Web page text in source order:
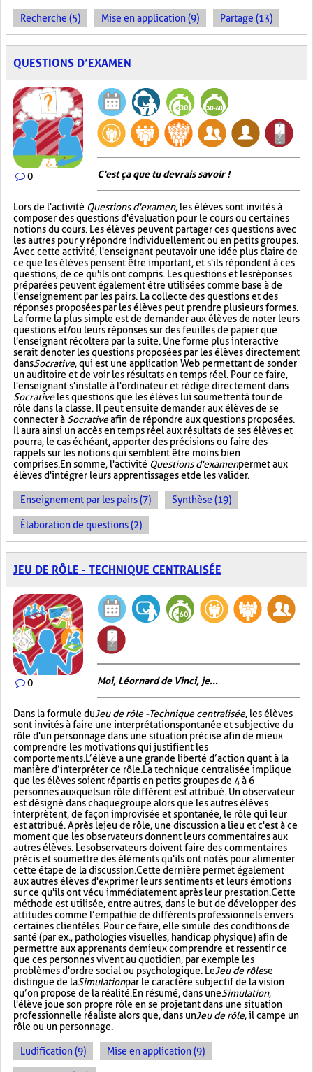
Recherche (5) Mise en application (9) Partage (13)
QUESTIONS D’EXAMEN
0 C'est ça que tu devrais savoir !
Lors de l'activité Questions d'examen, les élèves sont invités à
composer des questions d'évaluation pour le cours ou certaines
notions du cours. Les élèves peuvent partager ces questions avec
les autres pour y répondre individuellement ou en petits groupes.
Avec cette activité, l'enseignant peut avoir une idée plus claire de
ce que les élèves pensent être important, et s'ils répondent à ces
questions, de ce qu'ils ont compris. Les questions et les réponses
préparées peuvent également être utilisées comme base à de
l'enseignement par les pairs. La collecte des questions et des
réponses proposées par les élèves peut prendre plusieurs formes.
La forme la plus simple est de demander aux élèves de noter leurs
questions et/ou leurs réponses sur des feuilles de papier que
l'enseignant récoltera par la suite. Une forme plus interactive
serait de noter les questions proposées par les élèves directement
dansSocrative, qui est une application Web permettant de sonder
un auditoire et de voir les résultats en temps réel. Pour ce faire,
l'enseignant s'installe à l'ordinateur et rédige directement dans
Socrativeles questions que les élèves lui soumettent à tour de
rôle dans la classe. Il peut ensuite demander aux élèves de se
connecter à Socrativeafin de répondre aux questions proposées.
Il aura ainsi un accès en temps réel aux résultats de ses élèves et
pourra, le cas échéant, apporter des précisions ou faire des
rappels sur les notions qui semblent être moins bien
comprises. En somme, l'activité Questions d'examenpermet aux
élèves d'intégrer leurs apprentissages et de les valider.
Enseignement par les pairs (7) Synthèse (19)
Élaboration de questions (2)
JEU DE RÔLE - TECHNIQUE CENTRALISÉE
0 Moi, Léornard de Vinci, je...
Dans la formule duJeu de rôle - Technique centralisée, les élèves
sont invités à faire une interprétation spontanée et subjective du
rôle d'un personnage dans une situation précise afin de mieux
comprendre les motivations qui justifient les
comportements. L’élève a une grande liberté d’action quant à la
manière d’interpréter ce rôle. La technique centralisée implique
que les élèves soient répartis en petits groupes de 4 à 6
personnes auxquels un rôle différent est attribué. Un observateur
est désigné dans chaque groupe alors que les autres élèves
interprètent, de façon improvisée et spontanée, le rôle qui leur
est attribué. Après le jeu de rôle, une discussion a lieu et c'est à ce
moment que les observateurs donnent leurs commentaires aux
autres élèves. Les observateurs doivent faire des commentaires
précis et soumettre des éléments qu'ils ont notés pour alimenter
cette étape de la discussion. Cette dernière permet également
aux autres élèves d'exprimer leurs sentiments et leurs émotions
sur ce qu'ils ont vécu immédiatement après leur prestation. Cette
méthode est utilisée, entre autres, dans le but de développer des
attitudes comme l’empathie de différents professionnels envers
certaines clientèles. Pour ce faire, elle simule des conditions de
santé (par ex., pathologies visuelles, handicap physique) afin de
permettre aux apprenants de mieux comprendre et ressentir ce
que ces personnes vivent au quotidien, par exemple les
problèmes d'ordre social ou psychologique. LeJeu de rôlese
distingue de laSimulationpar le caractère subjectif de la vision
qu’on propose de la réalité. En résumé, dans uneSimulation,
l'élève joue son propre rôle en se projetant dans une situation
professionnelle réaliste alors que, dans unJeu de rôle, il campe un
rôle ou un personnage.
Ludification (9) Mise en application (9)